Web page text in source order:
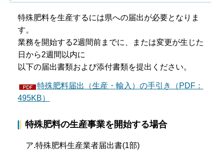
特殊肥料を生産するには県への届出が必要となりま
す。
業務を開始する2週間前までに、または変更が生じた
日から2週間以内に
以下の届出書類および添付書類を提出ください。
特殊肥料届出（生産・輸入）の手引き（PDF：
495KB）
特殊肥料の生産事業を開始する場合
ア.特殊肥料生産業者届出書(1部)